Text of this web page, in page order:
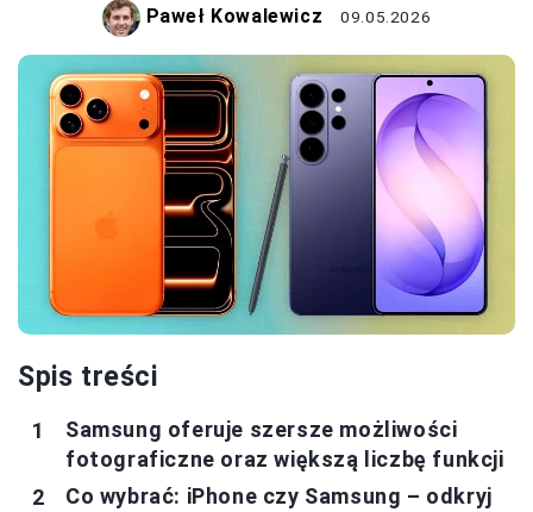
Paweł Kowalewicz 09.05.2026
Spis treści
Samsung oferuje szersze możliwości
fotograficzne oraz większą liczbę funkcji
Co wybrać: iPhone czy Samsung – odkryj